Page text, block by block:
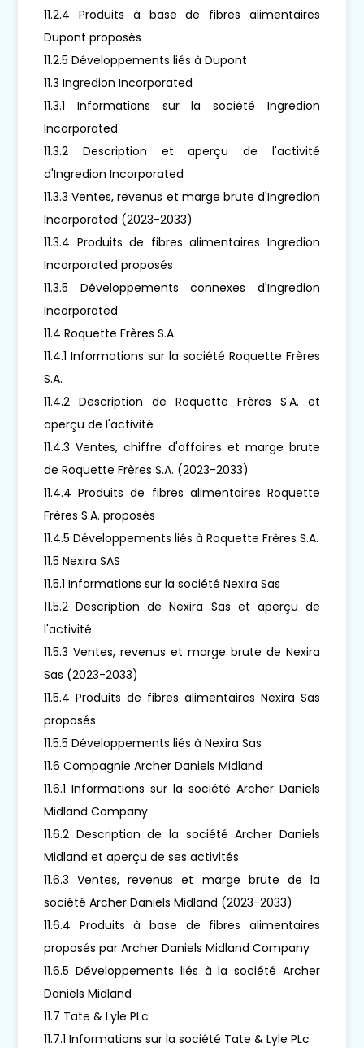
11.2.4 Produits à base de fibres alimentaires
Dupont proposés
11.2.5 Développements liés à Dupont
11.3 Ingredion Incorporated
11.3.1 Informations sur la société Ingredion
Incorporated
11.3.2 Description et aperçu de l'activité
d'Ingredion Incorporated
11.3.3 Ventes, revenus et marge brute d'Ingredion
Incorporated (2023-2033)
11.3.4 Produits de fibres alimentaires Ingredion
Incorporated proposés
11.3.5 Développements connexes d'Ingredion
Incorporated
11.4 Roquette Frères S.A.
11.4.1 Informations sur la société Roquette Frères
S.A.
11.4.2 Description de Roquette Frères S.A. et
aperçu de l'activité
11.4.3 Ventes, chiffre d'affaires et marge brute
de Roquette Frères S.A. (2023-2033)
11.4.4 Produits de fibres alimentaires Roquette
Frères S.A. proposés
11.4.5 Développements liés à Roquette Frères S.A.
11.5 Nexira SAS
11.5.1 Informations sur la société Nexira Sas
11.5.2 Description de Nexira Sas et aperçu de
l'activité
11.5.3 Ventes, revenus et marge brute de Nexira
Sas (2023-2033)
11.5.4 Produits de fibres alimentaires Nexira Sas
proposés
11.5.5 Développements liés à Nexira Sas
11.6 Compagnie Archer Daniels Midland
11.6.1 Informations sur la société Archer Daniels
Midland Company
11.6.2 Description de la société Archer Daniels
Midland et aperçu de ses activités
11.6.3 Ventes, revenus et marge brute de la
société Archer Daniels Midland (2023-2033)
11.6.4 Produits à base de fibres alimentaires
proposés par Archer Daniels Midland Company
11.6.5 Développements liés à la société Archer
Daniels Midland
11.7 Tate & Lyle PLc
11.7.1 Informations sur la société Tate & Lyle PLc